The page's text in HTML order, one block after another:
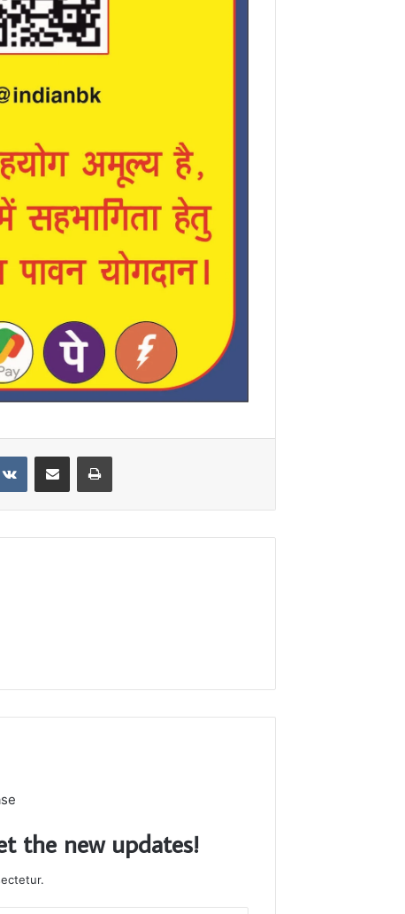
VKontakteShare via Email Print
the new updates!